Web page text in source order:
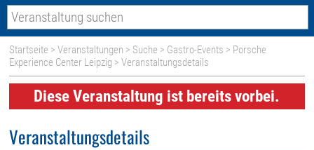
Startseite >Veranstaltungen > Suche > Gastro-Events > Porsche
Experience Center Leipzig > Veranstaltungsdetails
Diese Veranstaltung ist bereits vorbei.
Veranstaltungsdetails